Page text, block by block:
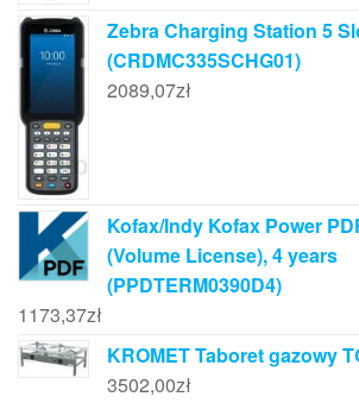
Zebra Charging Station 5
(CRDMC335SCHG01)
2089,07zł
Kofax/Indy Kofax Power
(Volume License), 4 years
(PPDTERM0390D4)
1173,37zł
KROMET Taboret gazowy
3502,00zł